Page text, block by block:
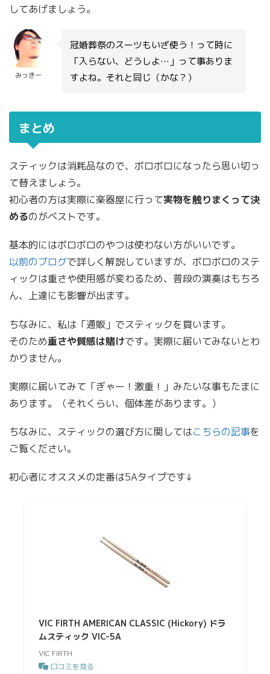
してあげましょう。
みっきー
冠婚葬祭のスーツもいざ使う！って時に
「入らない、どうしよ…」って事ありま
すよね。それと同じ（かな？）
まとめ
スティックは消耗品なので、ボロボロになったら思い切っ
て替えましょう。
初心者の方は実際に楽器屋に行って実物を触りまくって決
めるのがベストです。
基本的にはボロボロのやつは使わない方がいいです。
以前のブログで詳しく解説していますが、ボロボロのステ
ィックは重さや使用感が変わるため、普段の演奏はもちろ
ん、上達にも影響が出ます。
ちなみに、私は「通販」でスティックを買います。
そのため重さや質感は賭けです。実際に届いてみないとわ
かりません。
実際に届いてみて「ぎゃー！激重！」みたいな事もたまに
あります。（それくらい、個体差があります。）
ちなみに、スティックの選び方に関してはこちらの記事を
ご覧ください。
初心者にオススメの定番は5Aタイプです↓
VIC FIRTH AMERICAN CLASSIC (Hickory) ドラ
ムスティック VIC-5A
VIC FIRTH
口コミを見る